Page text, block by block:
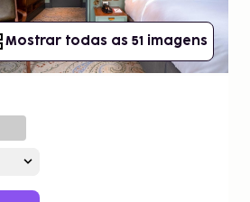
Mostrar todas as 51 imagens